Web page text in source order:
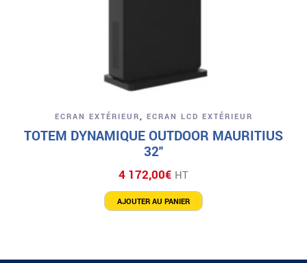
ECRAN EXTÉRIEUR ECRAN LCD EXTÉRIEUR
TOTEM DYNAMIQUE OUTDOOR MAURITIUS
32″
4 172,00€ HT
AJOUTER AU PANIER